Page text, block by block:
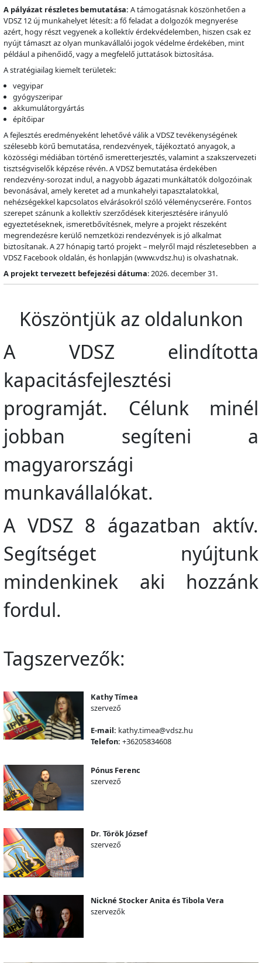
A pályázat részletes bemutatása: A támogatásnak köszönhetően a
VDSZ 12 új munkahelyet létesít: a fő feladat a dolgozók megnyerése
azért, hogy részt vegyenek a kollektív érdekvédelemben, hiszen csak ez
nyújt támaszt az olyan munkavállalói jogok védelme érdekében, mint
például a pihenőidő, vagy a megfelelő juttatások biztosítása.
A stratégiailag kiemelt területek:
vegyipar
gyógyszeripar
akkumulátorgyártás
építőipar
A fejlesztés eredményeként lehetővé válik a VDSZ tevékenységének
szélesebb körű bemutatása, rendezvények, tájékoztató anyagok, a
közösségi médiában történő ismeretterjesztés, valamint a szakszervezeti
tisztségviselők képzése révén. A VDSZ bemutatása érdekében
rendezvény-sorozat indul, a nagyobb ágazati munkáltatók dolgozóinak
bevonásával, amely keretet ad a munkahelyi tapasztalatokkal,
nehézségekkel kapcsolatos elvárásokról szóló véleménycserére. Fontos
szerepet szánunk a kollektív szerződések kiterjesztésére irányuló
egyeztetéseknek, ismeretbővítésnek, melyre a projekt részeként
megrendezésre kerülő nemzetközi rendezvények is jó alkalmat
biztosítanak. A 27 hónapig tartó projekt – melyről majd részletesebben a
VDSZ Facebook oldalán, és honlapján (www.vdsz.hu) is olvashatnak.
A projekt tervezett befejezési dátuma: 2026. december 31.
Köszöntjük az oldalunkon
A VDSZ elindította
kapacitásfejlesztési
programját. Célunk minél
jobban segíteni a
magyarországi
munkavállalókat.
A VDSZ 8 ágazatban aktív.
Segítséget nyújtunk
mindenkinek aki hozzánk
fordul.
Tagszervezők:
Kathy Tímea
szervező
E-mail: kathy.timea@vdsz.hu
Telefon: +36205834608
Pónus Ferenc
szervező
Dr. Török József
szervező
Nickné Stocker Anita és Tibola Vera
szervezők